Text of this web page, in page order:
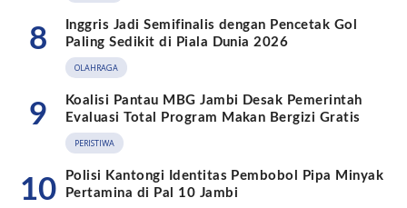
8
Inggris Jadi Semifinalis dengan Pencetak Gol
Paling Sedikit di Piala Dunia 2026
OLAHRAGA
9
Koalisi Pantau MBG Jambi Desak Pemerintah
Evaluasi Total Program Makan Bergizi Gratis
PERISTIWA
10
Polisi Kantongi Identitas Pembobol Pipa Minyak
Pertamina di Pal 10 Jambi